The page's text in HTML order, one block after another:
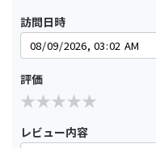
訪問日時
評価
レビュー内容